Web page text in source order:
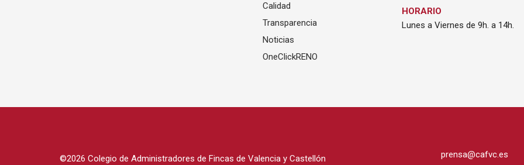
Calidad
Transparencia
Noticias
OneClickRENO
HORARIO
Lunes a Viernes de 9h. a 14h.
©2026 Colegio de Administradores de Fincas de Valencia y Castellón prensa@cafvc.es